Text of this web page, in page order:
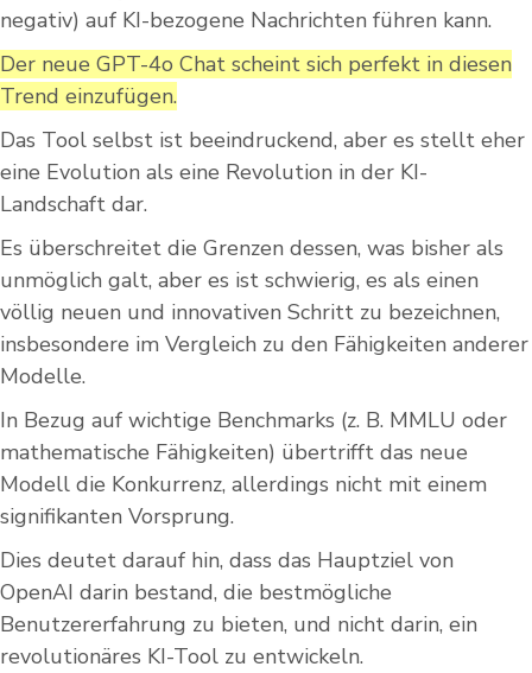
negativ) auf KI-bezogene Nachrichten führen kann.
Der neue GPT-4o Chat scheint sich perfekt in diesen
Trend einzufügen.
Das Tool selbst ist beeindruckend, aber es stellt eher
eine Evolution als eine Revolution in der KI-
Landschaft dar.
Es überschreitet die Grenzen dessen, was bisher als
unmöglich galt, aber es ist schwierig, es als einen
völlig neuen und innovativen Schritt zu bezeichnen,
insbesondere im Vergleich zu den Fähigkeiten anderer
Modelle.
In Bezug auf wichtige Benchmarks (z. B. MMLU oder
mathematische Fähigkeiten) übertrifft das neue
Modell die Konkurrenz, allerdings nicht mit einem
signifikanten Vorsprung.
Dies deutet darauf hin, dass das Hauptziel von
OpenAI darin bestand, die bestmögliche
Benutzererfahrung zu bieten, und nicht darin, ein
revolutionäres KI-Tool zu entwickeln.